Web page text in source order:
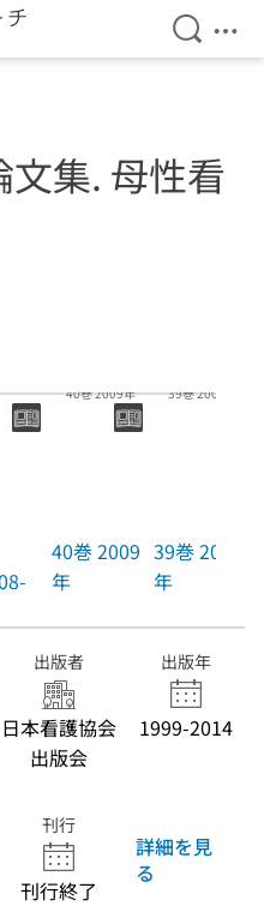
検索を
メ
集. 母性看
40巻 2009年
40巻 2009
年
39巻 2008年
39巻 2008
年
出版者
日本看護協会
出版会
出版年
1999-2014
刊行
刊行終了
詳細を見
る